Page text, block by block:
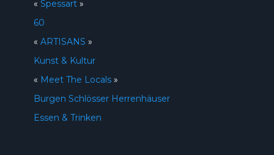
« Spessart »
60
« ARTISANS »
Kunst & Kultur
« Meet The Locals »
Burgen Schlösser Herrenhäuser
Essen & Trinken